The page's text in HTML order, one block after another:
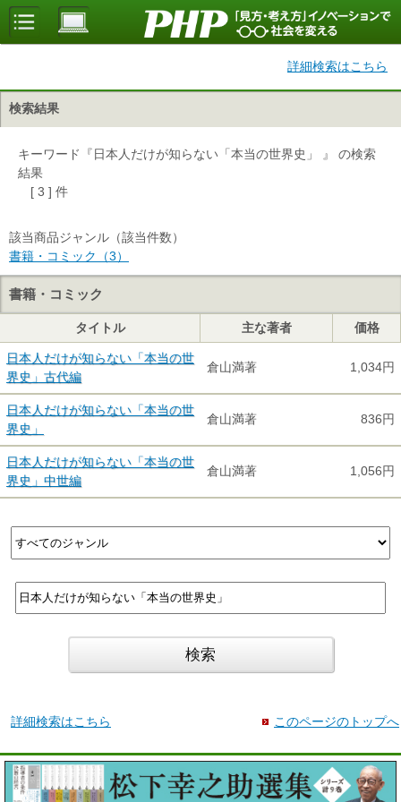
詳細検索はこちら
検索結果
キーワード『日本人だけが知らない「本当の世界史」 』 の検索
結果
[ 3 ] 件
該当商品ジャンル（該当件数）
書籍・コミック（3）
書籍・コミック
タイトル 主な著者 価格
日本人だけが知らない「本当の世
界史」古代編
倉山満著 1,034円
日本人だけが知らない「本当の世
界史」
倉山満著 836円
日本人だけが知らない「本当の世
界史」中世編
倉山満著 1,056円
詳細検索はこちら このページのトップへ